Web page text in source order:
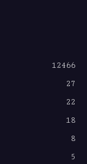
12466
27
22
18
8
5